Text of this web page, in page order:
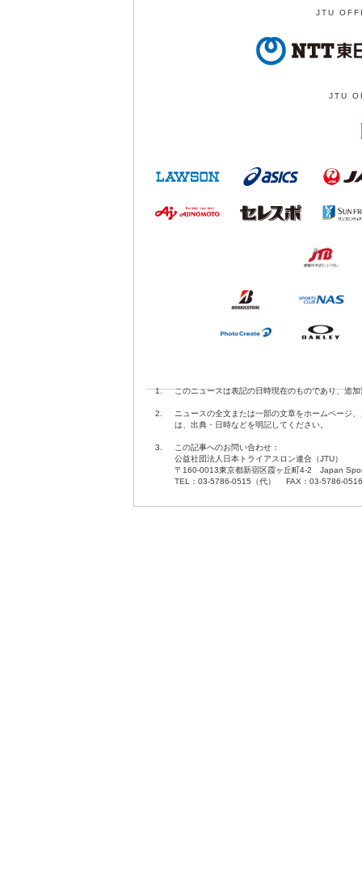
JTU
JTU
1. このニュースは表記の日時現在のものであり、追
2.
ニュースの全文または一部の文章をホームページ
は、出典・日時などを明記してください。
3.
この記事へのお問い合わせ：
公益社団法人日本トライアスロン連合（JTU）
〒160-0013東京都新宿区霞ヶ丘町4-2 Japan
TEL：03-5786-0515（代） FAX：03-5786-